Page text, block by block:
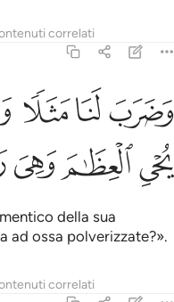
correlati
وضرب لنا مثلا ونسي خلقه
وَضَرَبَ لَنَا مَثَلًۭا وَنَسِىَ
ﲄﲅﲆ
ﲌﲍﲎ
della sua
ad ossa polverizzate?».
correlati